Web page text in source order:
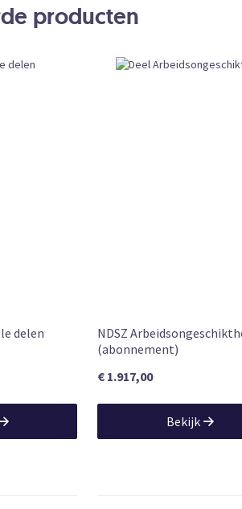
Online
CKEDITOR
producten
delen
NDSZ
(abonnement)
€ 1.917,00
Bekijk